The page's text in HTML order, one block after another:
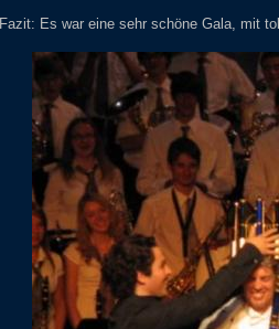
Fazit: Es war eine sehr schöne Gala, mit